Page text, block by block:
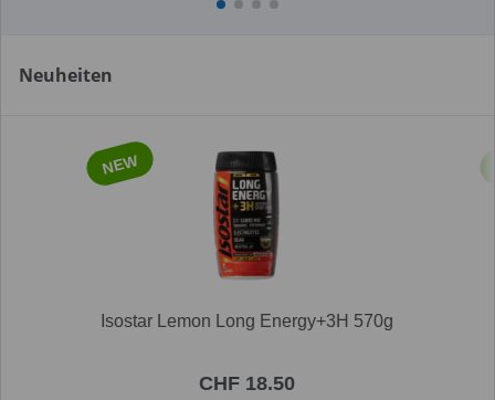
Neuheiten
NEW
Isostar Lemon Long Energy+3H 570g
CHF 18.50